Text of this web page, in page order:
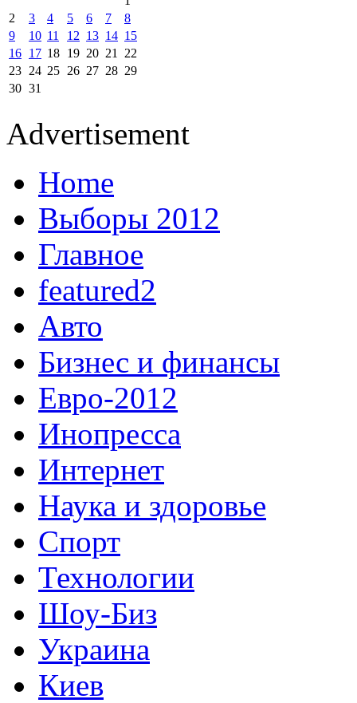
2
3 4 5 6 7
8
9
10 11 12 13 14 15
16 17 18 19 20 21
22
23 24 25 26 27 28 29
30 31
Advertisement
Home
Выборы 2012
Главное
featured2
Авто
Бизнес и финансы
Евро-2012
Инопресса
Интернет
Наука и здоровье
Спорт
Технологии
Шоу-Биз
Украина
Киев